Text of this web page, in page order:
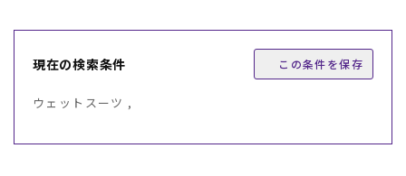
現在の検索条件 この条件を保存
ウェットスーツ ,